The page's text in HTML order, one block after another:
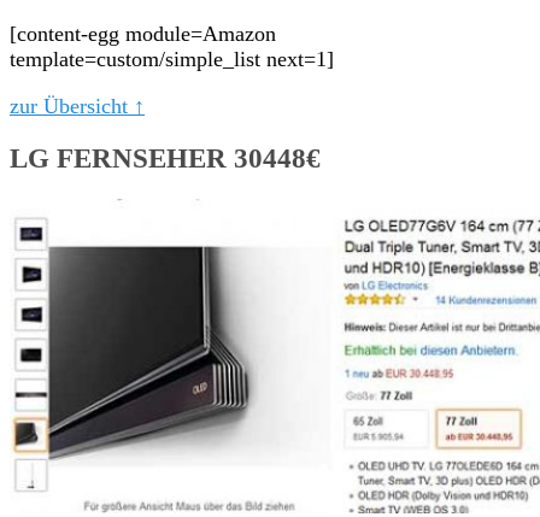
[content-egg module=Amazon
template=custom/simple_list next=1]
zur Übersicht ↑
LG FERNSEHER 30448€